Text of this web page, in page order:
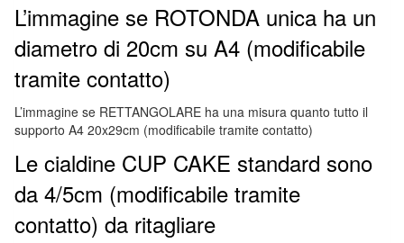
L’immagine se ROTONDA unica ha un
diametro di 20cm su A4 (modificabile
tramite contatto)
L’immagine se RETTANGOLARE ha una misura quanto tutto il
supporto A4 20x29cm (modificabile tramite contatto)
Le cialdine CUP CAKE standard sono
da 4/5cm (modificabile tramite
contatto) da ritagliare